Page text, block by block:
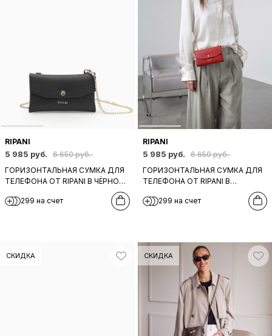
RIPANI
5 985 руб.
6 650 руб.
ГОРИЗОНТАЛЬНАЯ СУМКА ДЛЯ
ТЕЛЕФОНА ОТ RIPANI В ЧЁРНОМ
299 на счет
RIPANI
5 985 руб.
6 650 руб.
ГОРИЗОНТАЛЬНАЯ СУМКА ДЛЯ
ТЕЛЕФОНА ОТ RIPANI В
299 на счет
СКИДКА СКИДКА